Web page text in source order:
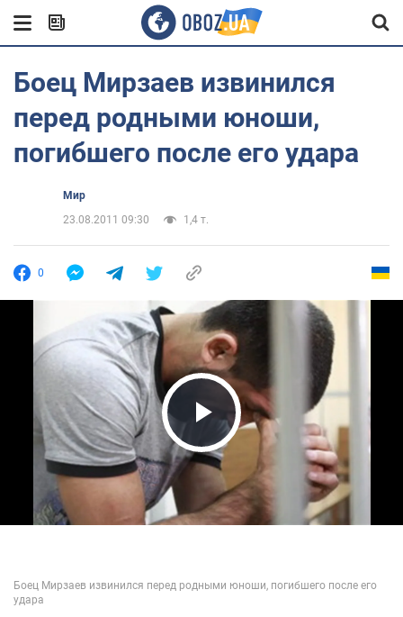
Боец Мирзаев извинился
перед родными юноши,
погибшего после его удара
Мир
23.08.2011 09:30
1,4 т.
0
Play Video